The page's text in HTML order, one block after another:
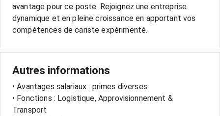
avantage pour ce poste. Rejoignez une entreprise
dynamique et en pleine croissance en apportant vos
Autres informations
• Avantages salariaux : primes diverses
• Fonctions : Logistique, Approvisionnement &
Transport